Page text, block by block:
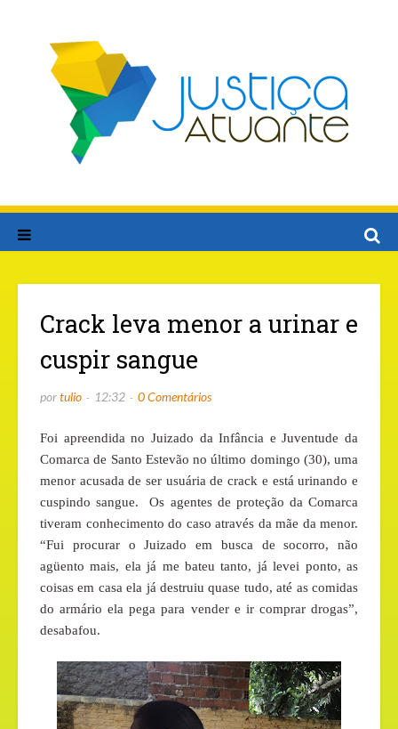
Crack leva menor a urinar e
cuspir sangue
portulio 12:32 0 Comentários
Foi apreendida no Juizado da Infância e Juventude da
Comarca de Santo Estevão no último domingo (30), uma
menor acusada de ser usuária de crack e está urinando e
cuspindo sangue.
Os agentes de proteção da Comarca
tiveram conhecimento do caso através da mãe da menor.
“Fui procurar o Juizado em busca de socorro, não
agüento mais, ela já me bateu tanto, já levei ponto, as
coisas em casa ela já destruiu quase tudo, até as comidas
do armário ela pega para vender e ir comprar drogas”,
desabafou.